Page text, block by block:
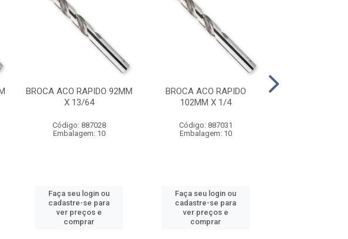
BROCA ACO RAPIDO 92MM
X 13/64
Código: 887028
Embalagem: 10
Faça seu login ou
cadastre-se para
ver preços e
comprar
BROCA ACO RAPIDO
102MM X 1/4
Código: 887031
Embalagem: 10
Faça seu login ou
cadastre-se para
ver preços e
comprar